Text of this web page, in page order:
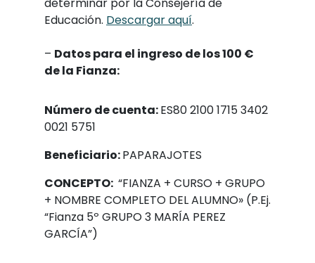
Educación. Descargar aquí.
– Datos para el ingreso de los 100 €
de la Fianza:
Número de cuenta:ES80 2100 1715 3402
0021 5751
Beneficiario:PAPARAJOTES
CONCEPTO: “FIANZA + CURSO + GRUPO
+ NOMBRE COMPLETO DEL ALUMNO» (P.Ej.
“Fianza 5º GRUPO 3 MARÍA PEREZ
GARCÍA”)